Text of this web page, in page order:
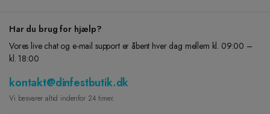
Har du brug for hjælp?
Vores live chat og e-mail support er åbent hver dag mellem kl. 09:00 –
kl. 18:00
kontakt@dinfestbutik.dk
Vi besvarer altid indenfor 24 timer.